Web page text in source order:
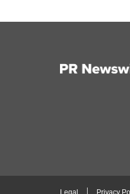
Legal Privacy